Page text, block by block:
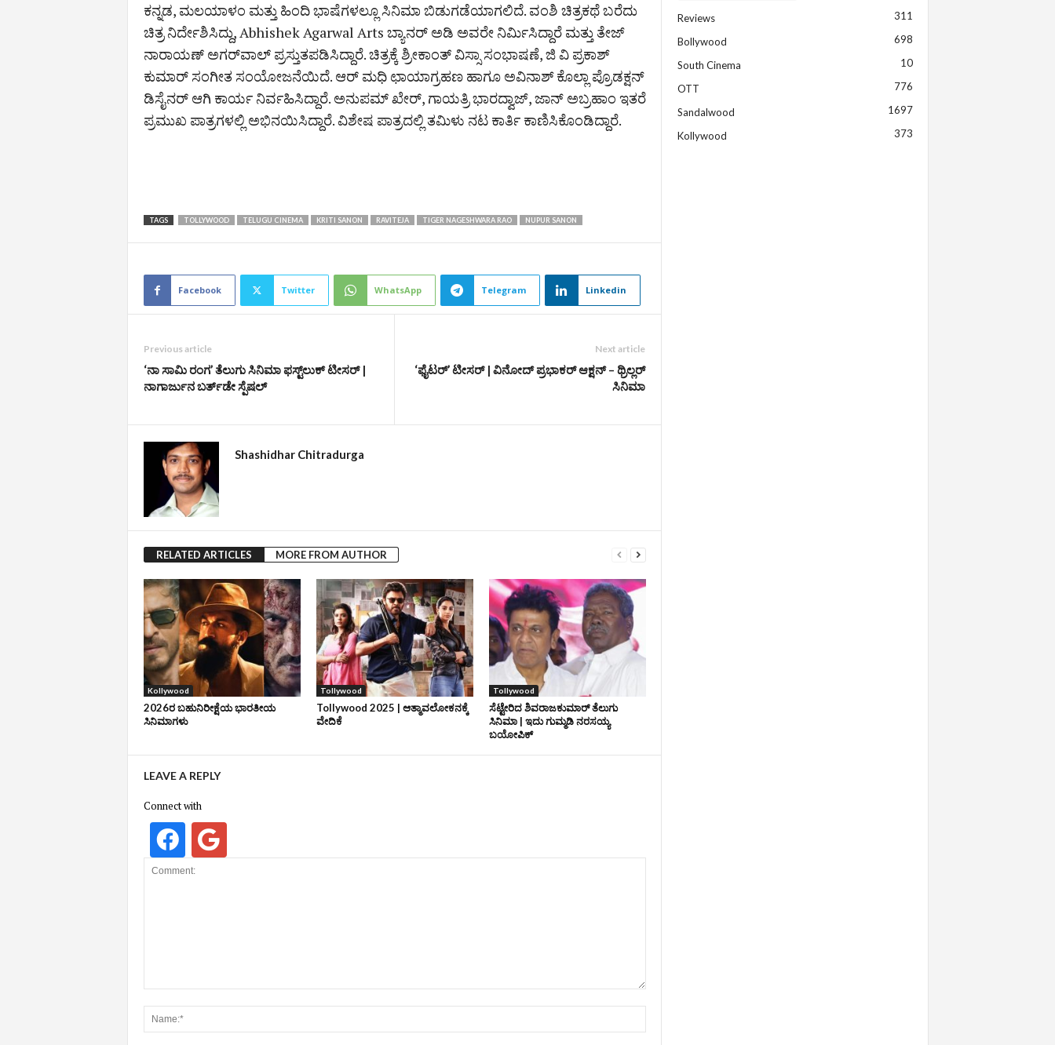
ಕನ್ನಡ, ಮಲಯಾಳಂ ಮತ್ತು ಹಿಂದಿ ಭಾಷೆಗಳಲ್ಲೂ ಸಿನಿಮಾ ಬಿಡುಗಡೆಯಾಗಲಿದೆ. ವಂಶಿ ಚಿತ್ರಕಥೆ ಬರೆದು
ಚಿತ್ರ ನಿರ್ದೇಶಿಸಿದ್ದು, Abhishek Agarwal Arts ಬ್ಯಾನರ್‌ ಅಡಿ ಅವರೇ ನಿರ್ಮಿಸಿದ್ದಾರೆ ಮತ್ತು ತೇಜ್
ನಾರಾಯಣ್ ಅಗರ್‌ವಾಲ್‌ ಪ್ರಸ್ತುತಪಡಿಸಿದ್ದಾರೆ. ಚಿತ್ರಕ್ಕೆ ಶ್ರೀಕಾಂತ್ ವಿಸ್ಸಾ ಸಂಭಾಷಣೆ, ಜಿ ವಿ ಪ್ರಕಾಶ್
ಕುಮಾರ್ ಸಂಗೀತ ಸಂಯೋಜನೆಯಿದೆ. ಆರ್ ಮಧಿ ಛಾಯಾಗ್ರಹಣ ಹಾಗೂ ಅವಿನಾಶ್ ಕೊಲ್ಲಾ ಪ್ರೊಡಕ್ಷನ್
ಡಿಸೈನರ್‌ ಆಗಿ ಕಾರ್ಯ ನಿರ್ವಹಿಸಿದ್ದಾರೆ. ಅನುಪಮ್‌ ಖೇರ್‌, ಗಾಯತ್ರಿ ಭಾರದ್ವಾಜ್‌, ಜಾನ್‌ ಅಬ್ರಹಾಂ ಇತರೆ
ಪ್ರಮುಖ ಪಾತ್ರಗಳಲ್ಲಿ ಅಭಿನಯಿಸಿದ್ದಾರೆ. ವಿಶೇಷ ಪಾತ್ರದಲ್ಲಿ ತಮಿಳು ನಟ ಕಾರ್ತಿ ಕಾಣಿಸಿಕೊಂಡಿದ್ದಾರೆ.
TAGS TOLLYWOOD TELUGU CINEMA KRITI SANON RAVITEJA TIGER NAGESHWARA RAO NUPUR SANON
Facebook Twitter WhatsApp Telegram Linkedin
Previous article
‘ನಾ ಸಾಮಿ ರಂಗ’ ತೆಲುಗು ಸಿನಿಮಾ ಫಸ್ಟ್‌ಲುಕ್‌ ಟೀಸರ್‌ |
ನಾಗಾರ್ಜುನ ಬರ್ತ್‌ಡೇ ಸ್ಪೆಷಲ್‌
Next article
‘ಫೈಟರ್‌’ ಟೀಸರ್‌ | ವಿನೋದ್‌ ಪ್ರಭಾಕರ್‌ ಆಕ್ಷನ್‌ – ಥ್ರಿಲ್ಲರ್‌
ಸಿನಿಮಾ
Shashidhar Chitradurga
RELATED ARTICLES MORE FROM AUTHOR
Kollywood
2026ರ ಬಹುನಿರೀಕ್ಷೆಯ ಭಾರತೀಯ
ಸಿನಿಮಾಗಳು
Tollywood
Tollywood 2025 | ಆತ್ಮಾವಲೋಕನಕ್ಕೆ
ವೇದಿಕೆ
Tollywood
ಸೆಟ್ಟೇರಿದ ಶಿವರಾಜಕುಮಾರ್‌ ತೆಲುಗು
ಸಿನಿಮಾ | ಇದು ಗುಮ್ಮಡಿ ನರಸಯ್ಯ
ಬಯೋಪಿಕ್‌
LEAVE A REPLY
Connect with
Reviews 311
Bollywood 698
South Cinema 10
OTT 776
Sandalwood 1697
Kollywood 373